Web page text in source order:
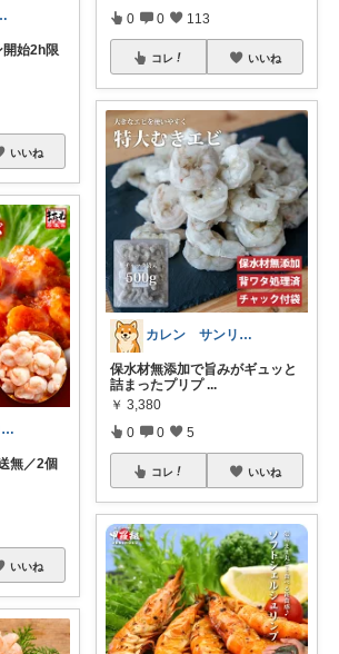
加＆キッズ💮
開始2h限
いいね
みこと💄美容コスメ＆丁寧な暮らし
無／2個
いいね
0 0 113
コレ いいね
カレン サンリオとディズニーが大好き
保水材無添加で旨みがギュッと
詰まったプリプ ...
￥ 3,380
0 0 5
コレ いいね